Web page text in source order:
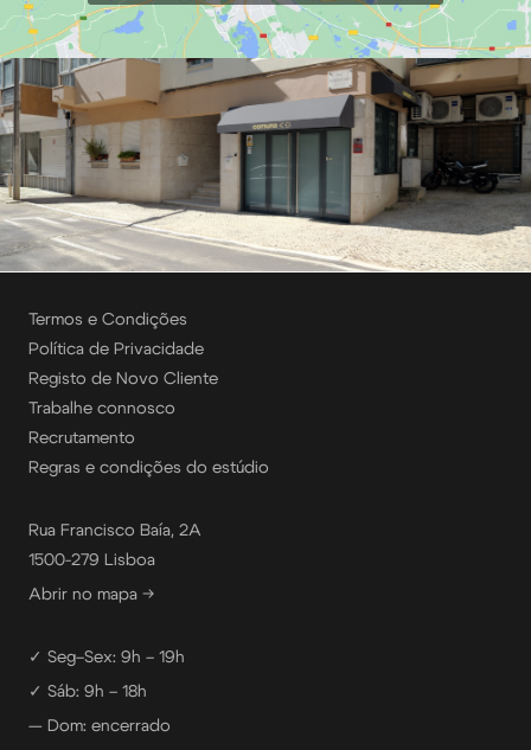
Termos e Condições
Política de Privacidade
Registo de Novo Cliente
Trabalhe connosco
Recrutamento
Regras e condições do estúdio
Rua Francisco Baía, 2A
1500-279 Lisboa
Abrir no mapa →
✓ Seg–Sex: 9h – 19h
✓ Sáb: 9h – 18h
— Dom: encerrado